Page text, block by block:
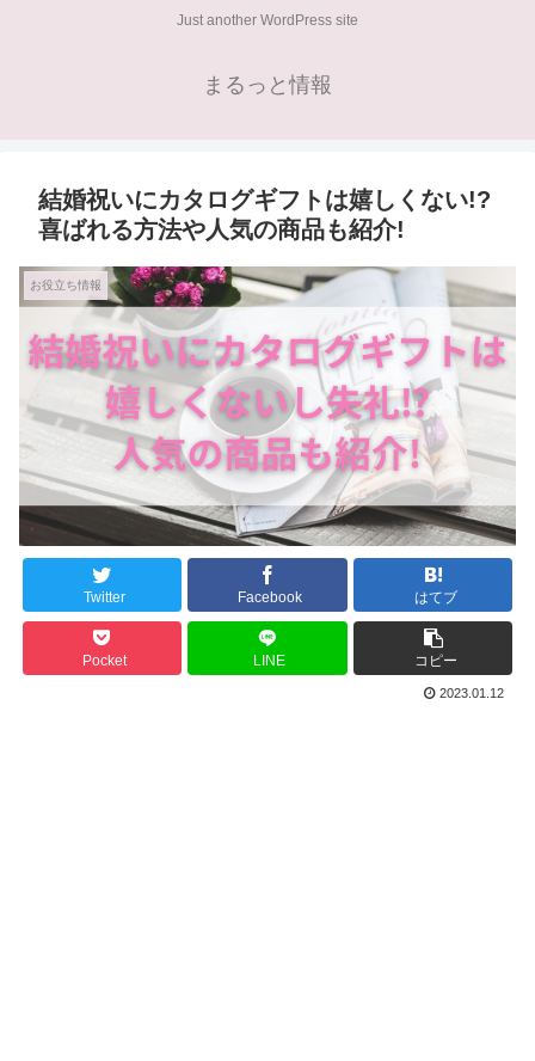
Just another WordPress site
まるっと情報
結婚祝いにカタログギフトは嬉しくない!?
喜ばれる方法や人気の商品も紹介!
お役立ち情報
Twitter Facebook はてブ
Pocket LINE コピー
2023.01.12